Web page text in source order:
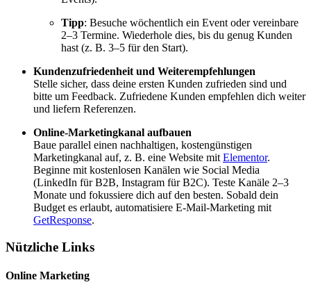
Tipp: Besuche wöchentlich ein Event oder vereinbare
2–3 Termine. Wiederhole dies, bis du genug Kunden
hast (z. B. 3–5 für den Start).
Kundenzufriedenheit und Weiterempfehlungen
Stelle sicher, dass deine ersten Kunden zufrieden sind und
bitte um Feedback. Zufriedene Kunden empfehlen dich weiter
und liefern Referenzen.
Online-Marketingkanal aufbauen
Baue parallel einen nachhaltigen, kostengünstigen
Marketingkanal auf, z. B. eine Website mit Elementor.
Beginne mit kostenlosen Kanälen wie Social Media
(LinkedIn für B2B, Instagram für B2C). Teste Kanäle 2–3
Monate und fokussiere dich auf den besten. Sobald dein
Budget es erlaubt, automatisiere E-Mail-Marketing mit
GetResponse.
Nützliche Links
Online Marketing